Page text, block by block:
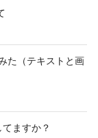
た（テキストと画
ますか？